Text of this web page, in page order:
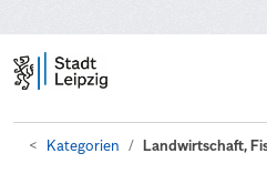
Kategorien Landwirtschaft,